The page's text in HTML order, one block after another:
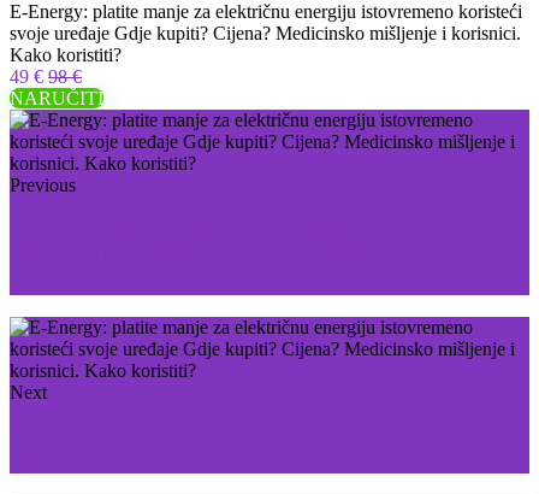
E-Energy: platite manje za električnu energiju istovremeno koristeći
svoje uređaje Gdje kupiti? Cijena? Medicinsko mišljenje i korisnici.
Kako koristiti?
49 € 98 €
NARUČITI
Previous
Next